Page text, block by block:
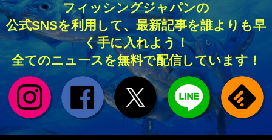
フィッシングジャパンの
公式SNSを利用して、最新記事を誰よりも早
く手に入れよう！
全てのニュースを無料で配信しています！